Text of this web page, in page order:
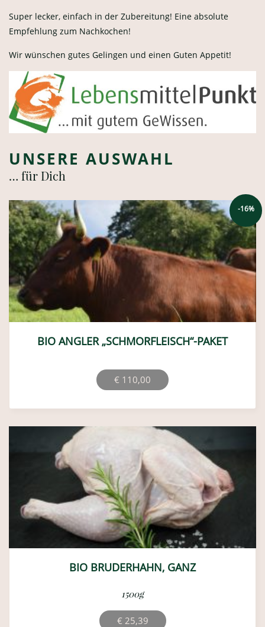
Super lecker, einfach in der Zubereitung! Eine absolute
Empfehlung zum Nachkochen!
Wir wünschen gutes Gelingen und einen Guten Appetit!
UNSERE AUSWAHL
… für Dich
BIO ANGLER „SCHMORFLEISCH“-PAKET
Ursprünglicher
Preis
war:
€ 110,00 Aktueller
Preis
ist:
-16%
BIO BRUDERHAHN, GANZ
1500g
€ 25,39